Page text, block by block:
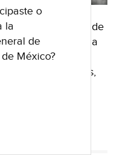
El OccidentalNota de
obtenida
de la
son escasas,
o
la
de
México?